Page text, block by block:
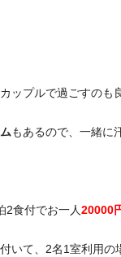
ップルで過ごすのも
もあるので、一緒に
2食付でお一人20000
いて、2名1室利用の